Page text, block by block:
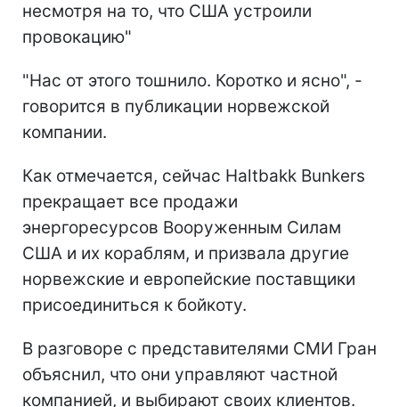
несмотря на то, что США устроили
провокацию"
"Нас от этого тошнило. Коротко и ясно", -
говорится в публикации норвежской
компании.
Как отмечается, сейчас Haltbakk Bunkers
прекращает все продажи
энергоресурсов Вооруженным Силам
США и их кораблям, и призвала другие
норвежские и европейские поставщики
присоединиться к бойкоту.
В разговоре с представителями СМИ Гран
объяснил, что они управляют частной
компанией, и выбирают своих клиентов.